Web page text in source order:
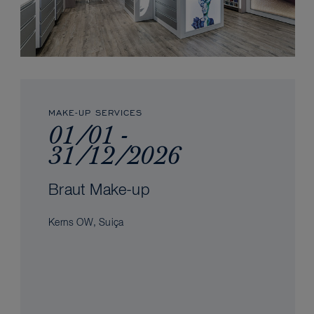
MAKE-UP SERVICES
01/01 -
31/12/2026
Braut Make-up
Kerns OW, Suiça